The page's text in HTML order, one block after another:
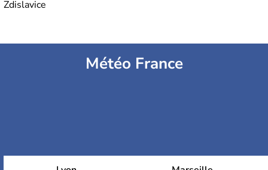
Zdislavice
Météo France